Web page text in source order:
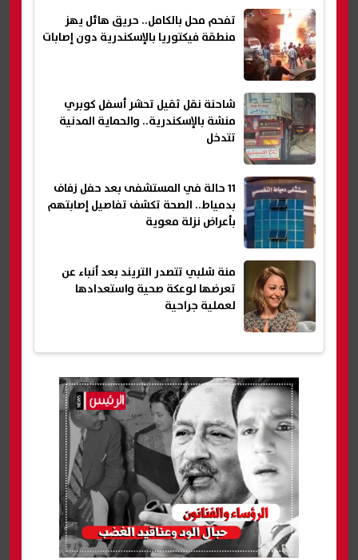
تفحم محل بالكامل.. حريق هائل يهز
منطقة فيكتوريا بالإسكندرية دون إصابات
شاحنة نقل ثقيل تحشر أسفل كوبري
منشة بالإسكندرية.. والحماية المدنية
تتدخل
11 حالة في المستشفى بعد حفل زفاف
بدمياط.. الصحة تكشف تفاصيل إصابتهم
بأعراض نزلة معوية
منة شلبي تتصدر التريند بعد أنباء عن
تعرضها لوعكة صحية واستعدادها
لعملية جراحية